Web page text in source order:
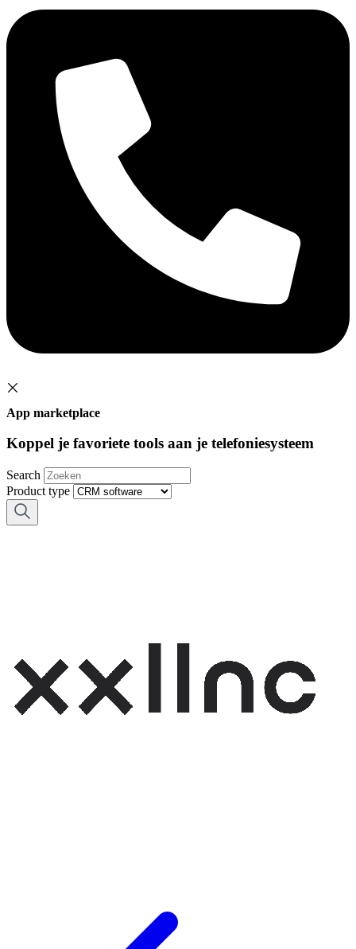
App marketplace
Koppel je favoriete tools aan je telefoniesysteem
Search
Product type